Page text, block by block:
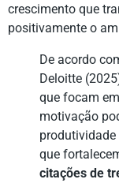
crescimento que
positivamente o
De acordo
Deloitte
que focam
motivação
produtividade
que
citações de